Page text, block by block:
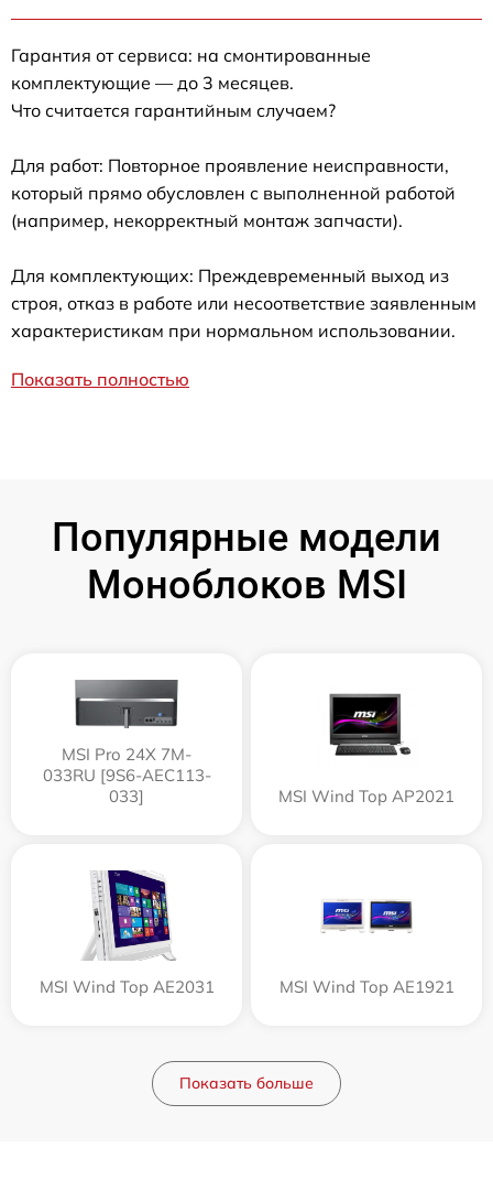
Гарантия от сервиса: на смонтированные
комплектующие — до 3 месяцев.
Что считается гарантийным случаем?
Для работ: Повторное проявление неисправности,
который прямо обусловлен с выполненной работой
(например, некорректный монтаж запчасти).
Для комплектующих: Преждевременный выход из
строя, отказ в работе или несоответствие заявленным
характеристикам при нормальном использовании.
Показать полностью
Популярные модели
Моноблоков MSI
MSI Pro 24X 7M-
033RU [9S6-AEC113-
033]
MSI Wind Top AP2021
MSI Wind Top AE2031 MSI Wind Top AE1921
Показать больше